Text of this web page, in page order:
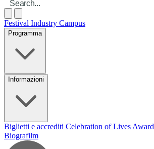
Festival Industry Campus
Programma
Informazioni
Biglietti e accrediti Celebration of Lives Award
Biografilm